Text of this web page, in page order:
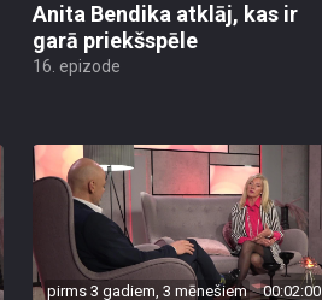
Anita Bendika atklāj, kas ir
garā priekšspēle
16. epizode
pirms 3 gadiem, 3 mēnešiem 00:02:00